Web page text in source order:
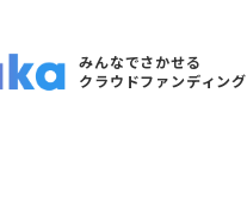
みんなでさかせる
クラウドファンディング